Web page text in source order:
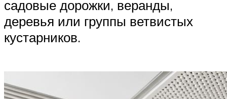
садовые дорожки, веранды,
деревья или группы ветвистых
кустарников.